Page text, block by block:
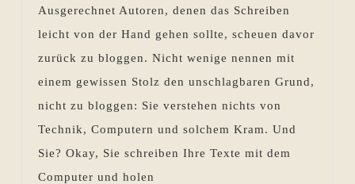
Blog?
(Teil
1
einer
dreiteiligen
Serie)
Ausgerechnet Autoren, denen das Schreiben
leicht von der Hand gehen sollte, scheuen davor
zurück zu bloggen. Nicht wenige nennen mit
einem gewissen Stolz den unschlagbaren Grund,
nicht zu bloggen: Sie verstehen nichts von
Technik, Computern und solchem Kram. Und
Sie? Okay, Sie schreiben Ihre Texte mit dem
Computer und holen